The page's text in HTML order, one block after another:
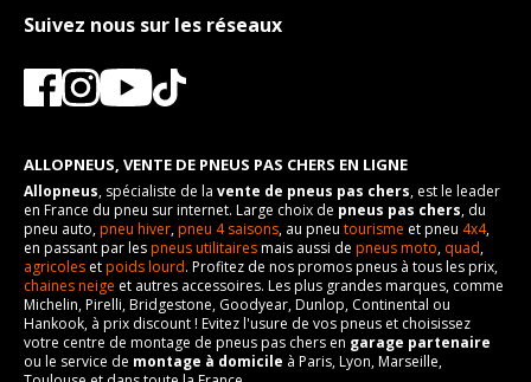
Suivez nous sur les réseaux
ALLOPNEUS, VENTE DE PNEUS PAS CHERS EN LIGNE
Allopneus, spécialiste de la vente de pneus pas chers, est le leader
en France du pneu sur internet. Large choix de pneus pas chers, du
pneu auto,pneu hiver,pneu 4 saisons, au pneu tourisme et pneu 4x4,
en passant par lespneus utilitairesmais aussi de pneus moto, quad,
agricoles etpoids lourd. Profitez de nos promos pneus à tous les prix,
chaines neige et autres accessoires. Les plus grandes marques, comme
Michelin, Pirelli, Bridgestone, Goodyear, Dunlop, Continental ou
Hankook, à prix discount ! Evitez l'usure de vos pneus et choisissez
votre centre de montage de pneus pas chers en garage partenaire
ou le service de montage à domicile à Paris, Lyon, Marseille,